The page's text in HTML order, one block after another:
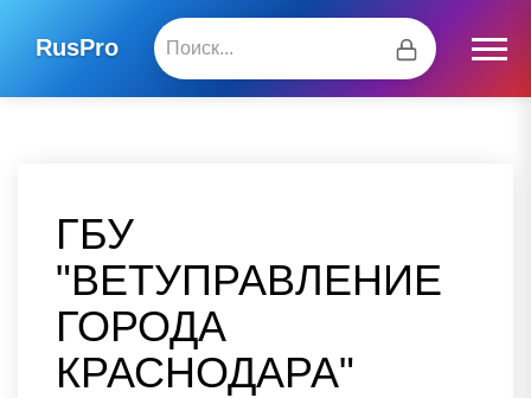
RusPro
ГБУ
"ВЕТУПРАВЛЕНИЕ
ГОРОДА
КРАСНОДАРА"